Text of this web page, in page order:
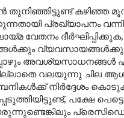
കഴിഞ്ഞ
പ്രഖ്യാപനം
വേതനം ദീർഘിപ്പിക്കുക,
അവശ്യസാധനങ്ങൾ
വലയുന്നു ചില
നിർദ്ദേശം
, പക്ഷേ